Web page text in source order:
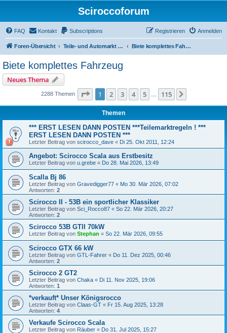
Sciroccoforum
FAQ Kontakt Subscriptions Anmelden
Registrieren
Foren-Übersicht Teile- und Automarkt (nur mit Subscription - siehe obere Leiste) Biete komplettes Fahrzeug
Biete komplettes Fahrzeug
Neues Thema
2288 Themen Seite 1von 115
1 2 3 4 5 115
Themen
*** ERST LESEN DANN POSTEN ***Teilemarktregeln ! ***
ERST LESEN DANN POSTEN ***
Letzter Beitrag von scirocco_dave « Di 25. Okt 2011, 12:24
Angebot: Scirocco Scala aus Erstbesitz
Letzter Beitrag von u.grebe « Do 28. Mai 2026, 13:49
Scalla Bj 86
Letzter Beitrag von Gravedigger77 « Mo 30. Mär 2026, 07:02
Antworten: 2
Scirocco II - 53B ein sportlicher Klassiker
Letzter Beitrag von Sci_Rocco87 « So 22. Mär 2026, 20:27
Antworten: 2
Scirocco 53B GTII 70kW
Letzter Beitrag von Stephan « So 22. Mär 2026, 09:55
Scirocco GTX 66 kW
Letzter Beitrag von GTL-Fahrer « Do 11. Dez 2025, 00:46
Antworten: 2
Scirocco 2 GT2
Letzter Beitrag von Chaka « Di 11. Nov 2025, 19:06
Antworten: 1
*verkauft* Unser Königsrocco
Letzter Beitrag von Claas-GT « Fr 15. Aug 2025, 13:28
Antworten: 4
Verkaufe Scirocco Scala
Letzter Beitrag von Räuber « Do 31. Jul 2025, 15:27